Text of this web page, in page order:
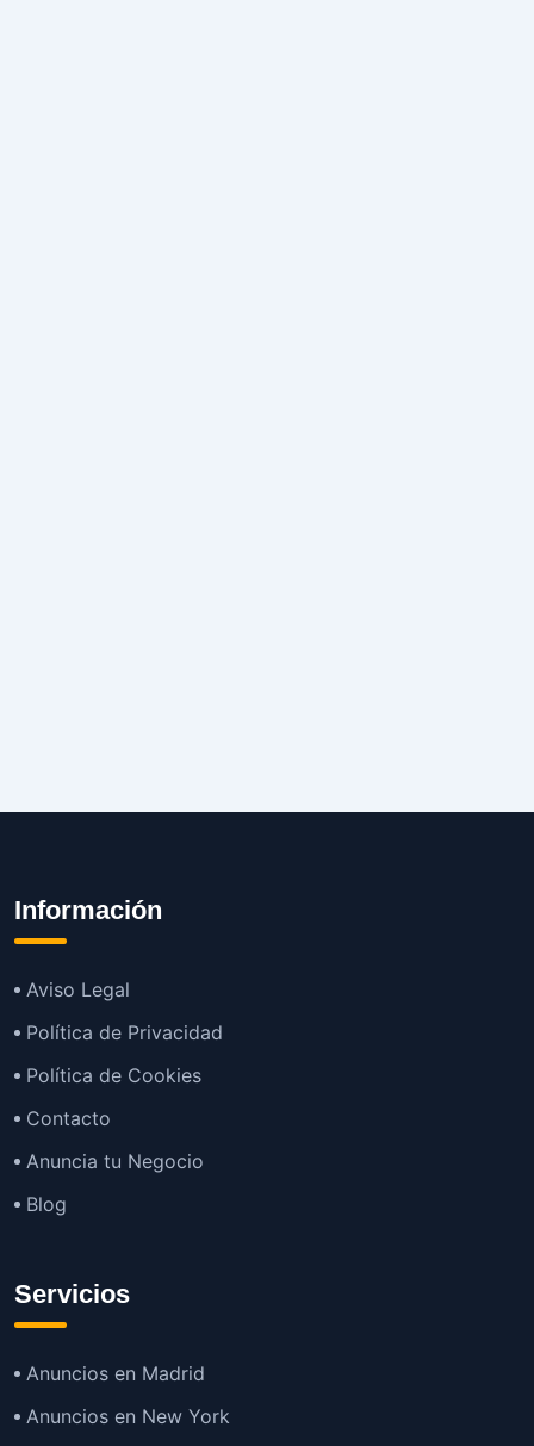
Información
Aviso Legal
Política de Privacidad
Política de Cookies
Contacto
Anuncia tu Negocio
Blog
Servicios
Anuncios en Madrid
Anuncios en New York